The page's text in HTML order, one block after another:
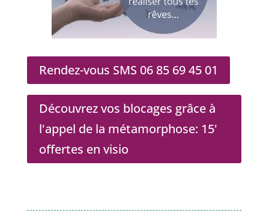
Rendez-vous SMS 06 85 69 45 01
Découvrez vos blocages grâce à
l'appel de la métamorphose: 15'
offertes en visio